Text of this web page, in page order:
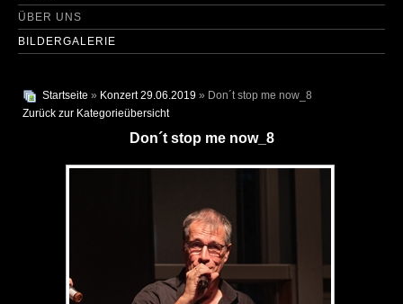
ÜBER UNS
BILDERGALERIE
Startseite » Konzert 29.06.2019 » Don´t stop me now_8
Zurück zur Kategorieübersicht
Don´t stop me now_8